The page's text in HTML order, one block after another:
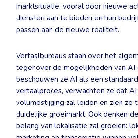
marktsituatie, vooral door nieuwe
diensten aan te bieden en hun
passen aan de nieuwe realiteit.
Vertaalbureaus staan over het
tegenover de mogelijkheden van AI
beschouwen ze AI als een
vertaalproces, verwachten ze dat
volumestijging zal leiden en zien ze
duidelijke groeimarkt. Ook denken
belang van lokalisatie zal groeien: